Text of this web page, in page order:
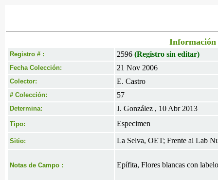
Información
Registro # : 2596 (Registro sin editar)
Fecha Colección: 21 Nov 2006
Colector: E. Castro
# Colección: 57
Determina: J. González , 10 Abr 2013
Tipo: Especimen
Sitio: La Selva, OET; Frente al Lab
Notas de Campo : Epífita, Flores blancas con